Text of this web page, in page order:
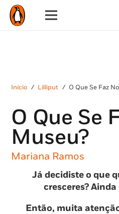
Início / Lilliput / O Que Se Faz
O Que Se
Museu?
Mariana Ramos
Já decidiste o que
cresceres?
Então, muita